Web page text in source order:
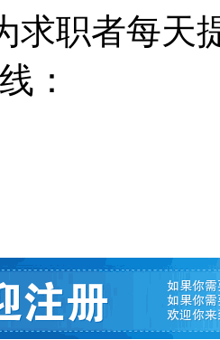
求职者每天
：